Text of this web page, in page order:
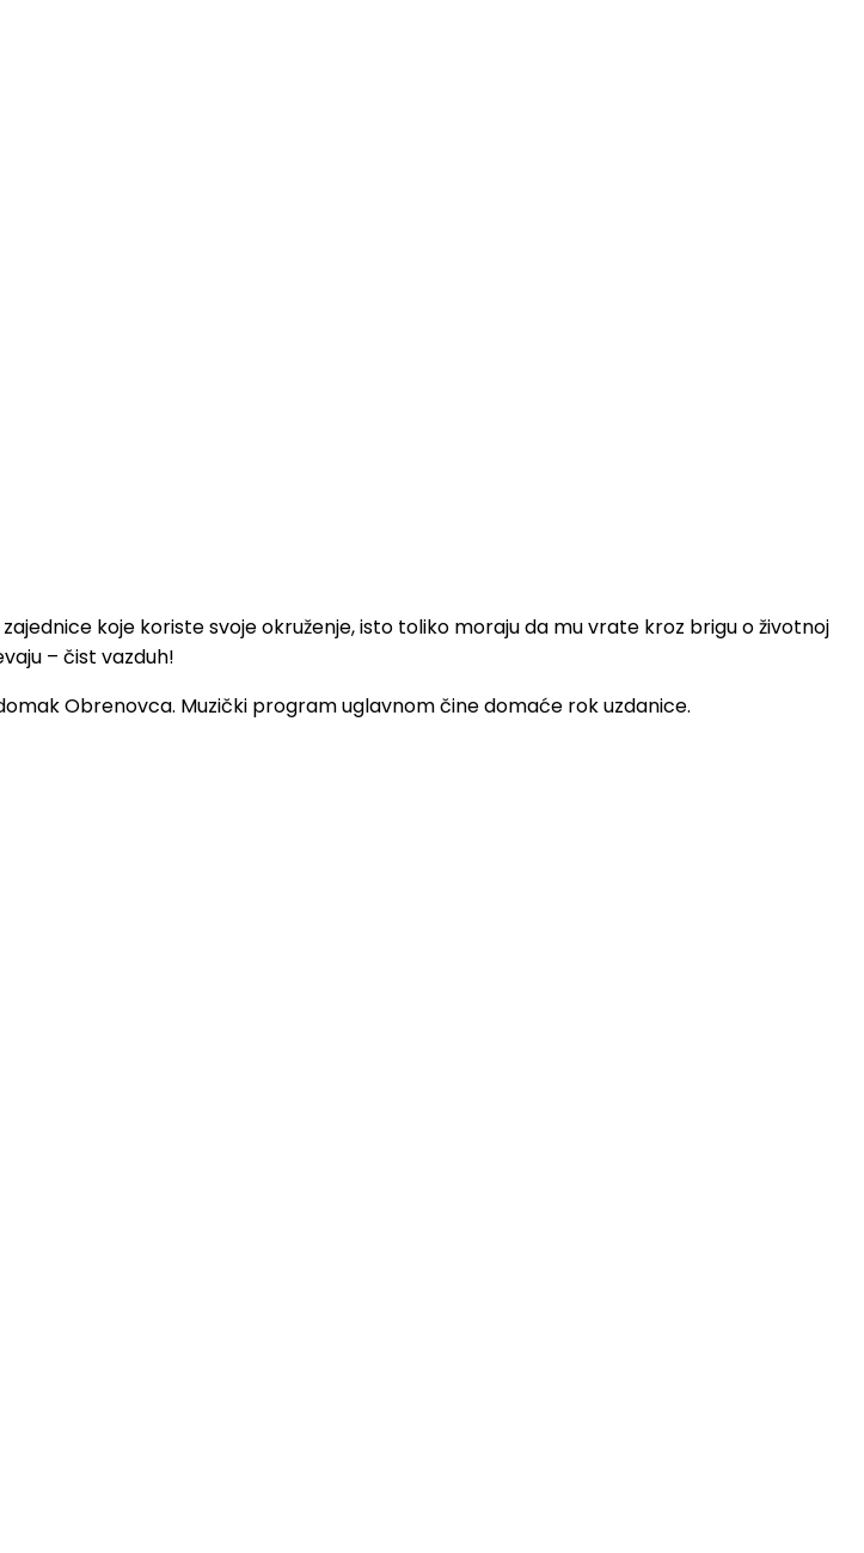
koje koriste svoje okruženje, isto toliko moraju da mu vrate kroz brigu o životnoj
– čist vazduh!
Obrenovca. Muzički program uglavnom čine domaće rok uzdanice.